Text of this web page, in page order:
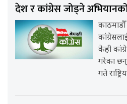
देश र कांग्रेस जोड्ने
केही
गरेका
गते